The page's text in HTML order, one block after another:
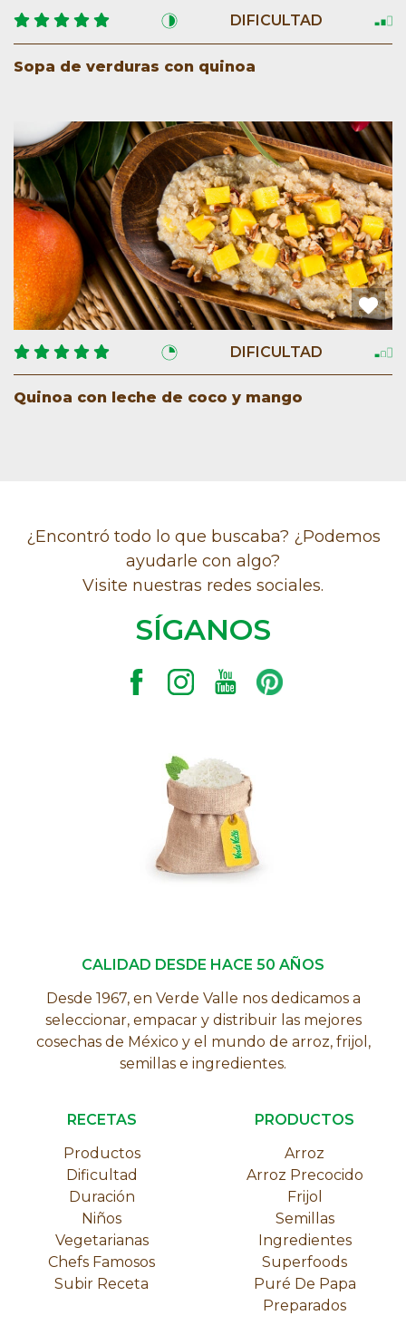
DIFICULTAD
Sopa de verduras con quinoa
DIFICULTAD
Quinoa con leche de coco y mango
¿Encontró todo lo que buscaba? ¿Podemos
ayudarle con algo?
Visite nuestras redes sociales.
SÍGANOS
CALIDAD DESDE HACE 50 AÑOS
Desde 1967, en Verde Valle nos dedicamos a
seleccionar, empacar y distribuir las mejores
cosechas de México y el mundo de arroz, frijol,
semillas e ingredientes.
RECETAS
Productos
Dificultad
Duración
Niños
Vegetarianas
Chefs Famosos
Subir Receta
PRODUCTOS
Arroz
Arroz Precocido
Frijol
Semillas
Ingredientes
Superfoods
Puré De Papa
Preparados